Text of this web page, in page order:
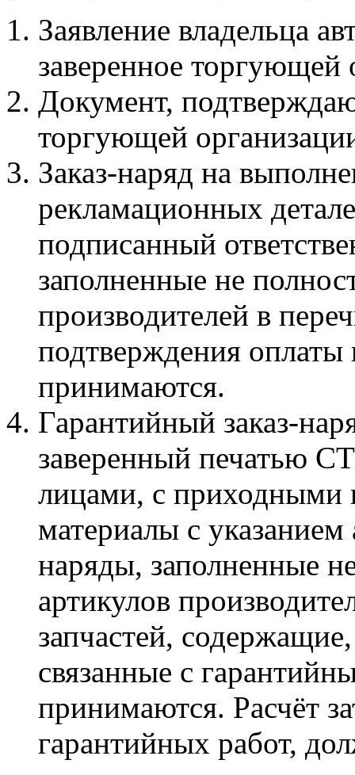
Заявление владельца
заверенное торгующей
Документ,
торгующей
Заказ-наряд на
рекламационных
подписанный
заполненные не
производителей в
подтверждения
принимаются.
Гарантийный заказ-
заверенный печатью
лицами, с приходными
материалы с указанием
наряды, заполненные
артикулов
запчастей,
связанные с
принимаются. Расчёт
гарантийных работ,